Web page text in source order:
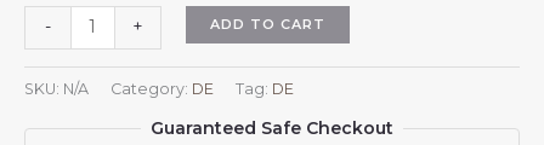
-
Baseballkappe
mit
algerischem
Nationalemblem
und
+ ADD TO CART
SKU: N/A Category: DE Tag: DE
Guaranteed Safe Checkout